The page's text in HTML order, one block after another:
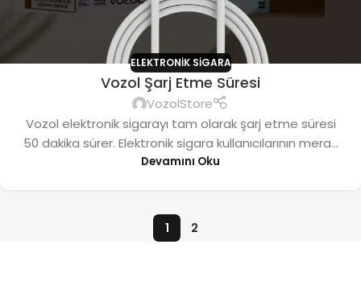
ELEKTRONIK SIGARA
Vozol Şarj Etme Süresi
VozolStore
Vozol elektronik sigarayı tam olarak şarj etme süresi
50 dakika sürer. Elektronik sigara kullanıcılarının mera...
Devamını Oku
1 2